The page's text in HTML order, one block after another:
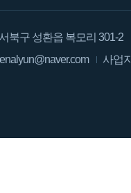
북구 성환읍 복모리 301-2
사업